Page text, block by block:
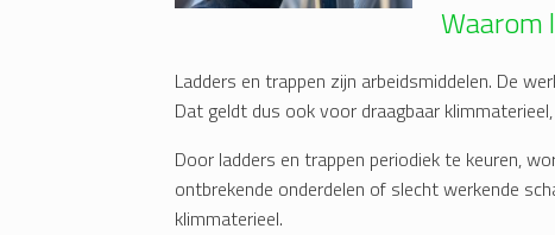
Waarom
Ladders en trappen zijn arbeidsmiddelen. De
Dat geldt dus ook voor draagbaar
Door ladders en trappen periodiek te keuren,
ontbrekende onderdelen of slecht werkende
klimmaterieel.